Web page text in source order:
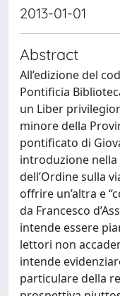
2013-01-01
Abstract
All’edizione del
Pontificia
un Liber
minore della
pontificato di
introduzione
dell’Ordine sulla
offrire un’altra e
da Francesco
intende essere
lettori non
intende
particulare della